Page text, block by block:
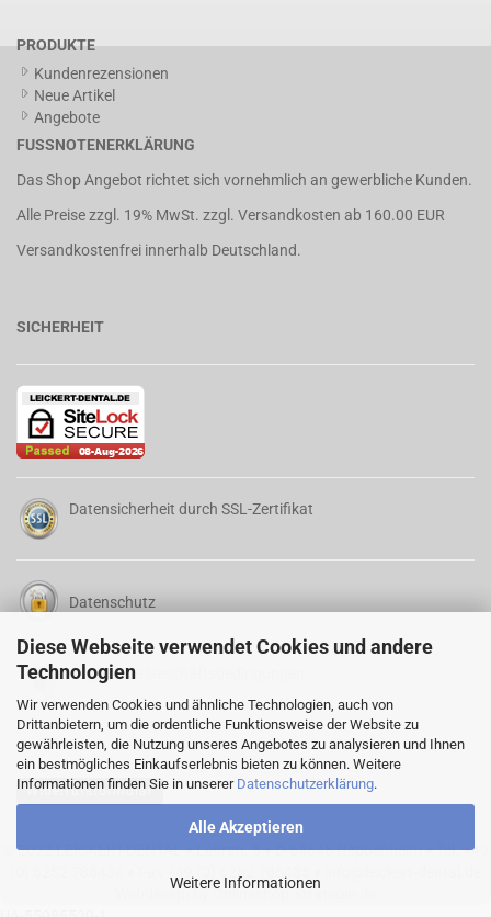
Diese Webseite verwendet Cookies und andere
Technologien
Wir verwenden Cookies und ähnliche Technologien, auch von
Drittanbietern, um die ordentliche Funktionsweise der Website zu
gewährleisten, die Nutzung unseres Angebotes zu analysieren und Ihnen
ein bestmögliches Einkaufserlebnis bieten zu können. Weitere
Informationen finden Sie in unserer Datenschutzerklärung.
Alle Akzeptieren
Weitere Informationen
PRODUKTE
Kundenrezensionen
Neue Artikel
Angebote
FUSSNOTENERKLÄRUNG
Das Shop Angebot richtet sich vornehmlich an gewerbliche Kunden.
Alle Preise zzgl. 19% MwSt. zzgl. Versandkosten ab 160.00 EUR
Versandkostenfrei innerhalb Deutschland.
SICHERHEIT
Datensicherheit durch SSL-Zertifikat
Datenschutz
Allgemeine Geschäftsbedingungen
Widerrufsformular
© 2022 LEICKERT-DENTAL ♦ Lehrstr. 8 ♦ D-64646 Heppenheim ♦ Tel. +49
Webdesign by Onlineshop-Strategie.de